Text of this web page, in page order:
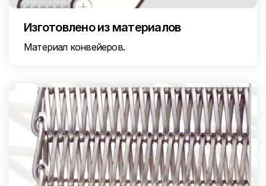
Изготовлено из материалов
Материал конвейеров.